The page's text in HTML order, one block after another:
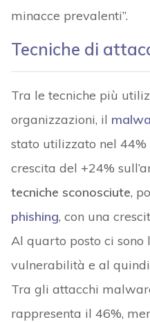
minacce prevalenti”.
Tecniche di
Tra le tecniche più
organizzazioni, il
stato utilizzato nel
crescita del +24%
tecniche sconosciute,
phishing, con una
Al quarto posto ci
vulnerabilità e al
Tra gli attacchi
rappresenta il 46%,